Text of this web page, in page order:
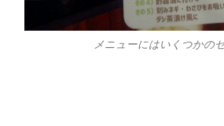
メニューにはいくつかの